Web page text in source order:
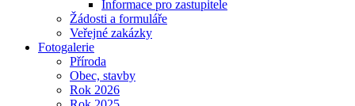
Informace pro zastupitele
Žádosti a formuláře
Veřejné zakázky
Fotogalerie
Příroda
Obec, stavby
Rok 2026